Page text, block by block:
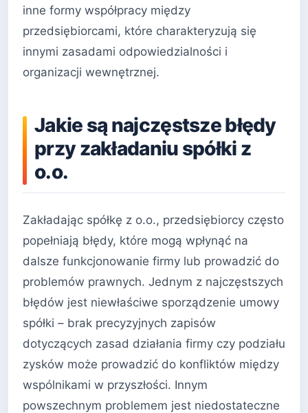
inne formy współpracy między
przedsiębiorcami, które charakteryzują się
innymi zasadami odpowiedzialności i
organizacji wewnętrznej.
Jakie są najczęstsze błędy
przy zakładaniu spółki z
o.o.
Zakładając spółkę z o.o., przedsiębiorcy często
popełniają błędy, które mogą wpłynąć na
dalsze funkcjonowanie firmy lub prowadzić do
problemów prawnych. Jednym z najczęstszych
błędów jest niewłaściwe sporządzenie umowy
spółki – brak precyzyjnych zapisów
dotyczących zasad działania firmy czy podziału
zysków może prowadzić do konfliktów między
wspólnikami w przyszłości. Innym
powszechnym problemem jest niedostateczne